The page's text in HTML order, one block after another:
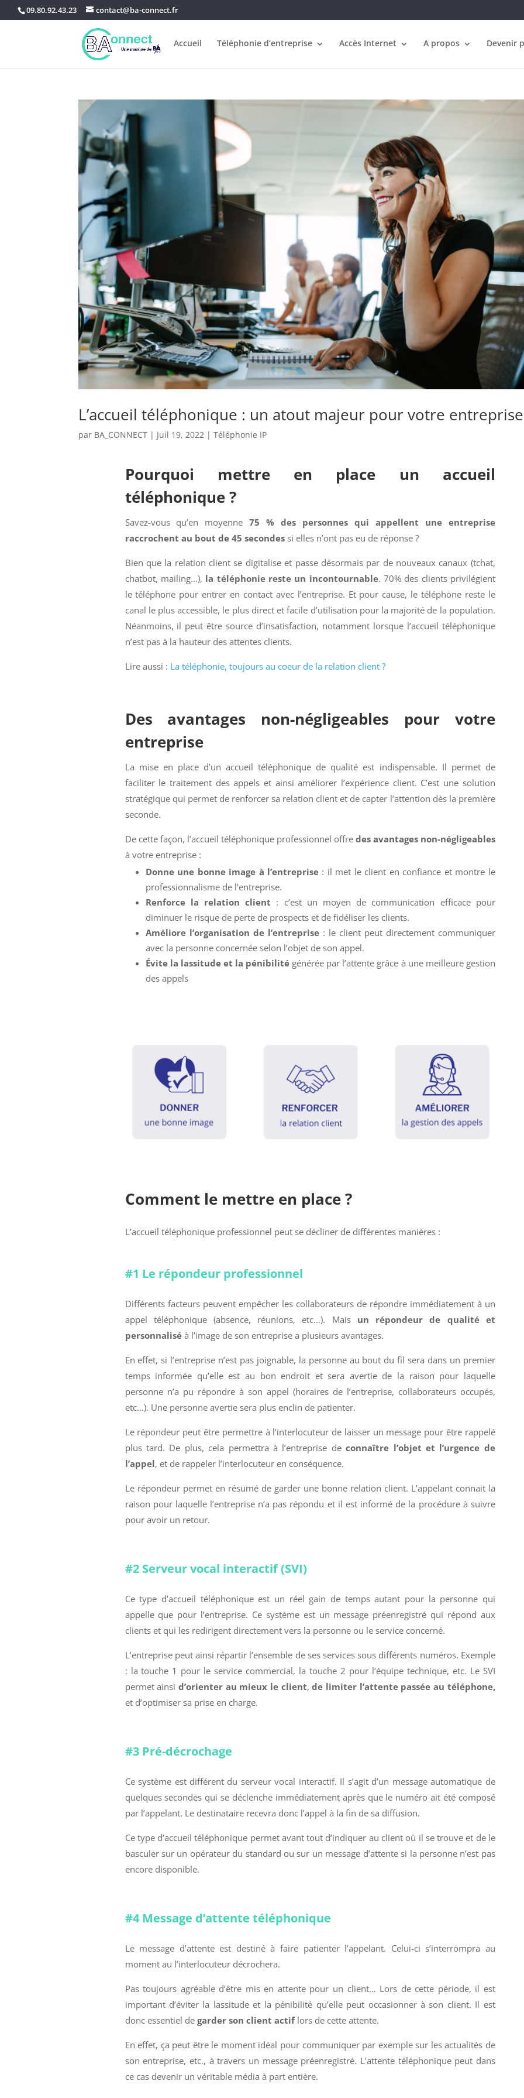
09.80.92.43.23 contact@ba-connect.fr
Accueil Téléphonie d’entreprise Accès Internet A propos Devenir
L’accueil téléphonique : un atout majeur pour votre entreprise
par BA_CONNECT | Juil 19, 2022 |Téléphonie IP
Pourquoi mettre en place un accueil
téléphonique ?
Savez-vous qu’en moyenne75 % des personnes qui appellent une entreprise
raccrochent au bout de 45 secondessi elles n’ont pas eu de réponse ?
Bien que la relation client se digitalise et passe désormais par de nouveaux canaux (tchat,
chatbot, mailing…), la téléphonie reste un incontournable. 70% des clients privilégient
le téléphone pour entrer en contact avec l’entreprise. Et pour cause, le téléphone reste le
canal le plus accessible, le plus direct et facile d’utilisation pour la majorité de la population.
Néanmoins, il peut être source d’insatisfaction, notamment lorsque l’accueil téléphonique
n’est pas à la hauteur des attentes clients.
Lire aussi : La téléphonie, toujours au coeur de la relation client ?
Des avantages non-négligeables pour votre
entreprise
La mise en place d’un accueil téléphonique de qualité est indispensable. Il permet de
faciliter le traitement des appels et ainsi améliorer l’expérience client. C’est une solution
stratégique qui permet de renforcer sa relation client et de capter l’attention dès la première
seconde.
De cette façon, l’accueil téléphonique professionnel offre des avantages non-négligeables
à votre entreprise :
Donne une bonne image à l’entreprise : il met le client en confiance et montre le
professionnalisme de l’entreprise.
Renforce la relation client : c’est un moyen de communication efficace pour
diminuer le risque de perte de prospects et de fidéliser les clients.
Améliore l’organisation de l’entreprise : le client peut directement communiquer
avec la personne concernée selon l’objet de son appel.
Évite la lassitude et la pénibilité générée par l’attente grâce à une meilleure gestion
des appels
Comment le mettre en place ?
L’accueil téléphonique professionnel peut se décliner de différentes manières :
#1 Le répondeur professionnel
Différents facteurs peuvent empêcher les collaborateurs de répondre immédiatement à un
appel téléphonique (absence, réunions, etc…). Mais un répondeur de qualité et
personnaliséà l’image de son entreprise a plusieurs avantages.
En effet, si l’entreprise n’est pas joignable, la personne au bout du fil sera dans un premier
temps informée qu’elle est au bon endroit et sera avertie de la raison pour laquelle
personne n’a pu répondre à son appel (horaires de l’entreprise, collaborateurs occupés,
etc…). Une personne avertie sera plus enclin de patienter.
Le répondeur peut être permettre à l’interlocuteur de laisser un message pour être rappelé
plus tard. De plus, cela permettra à l’entreprise deconnaître l’objet et l’urgence de
l’appel, et de rappeler l’interlocuteur en conséquence.
Le répondeur permet en résumé de garder une bonne relation client. L’appelant connait la
raison pour laquelle l’entreprise n’a pas répondu et il est informé de la procédure à suivre
pour avoir un retour.
#2 Serveur vocal interactif (SVI)
Ce type d’accueil téléphonique est un réel gain de temps autant pour la personne qui
appelle que pour l’entreprise. Ce système est un message préenregistré qui répond aux
clients et qui les redirigent directement vers la personne ou le service concerné.
L’entreprise peut ainsi répartir l’ensemble de ses services sous différents numéros. Exemple
: la touche 1 pour le service commercial, la touche 2 pour l’équipe technique, etc. Le SVI
permet ainsi d’orienter au mieux le client, de limiter l’attente passée au téléphone,
et d’optimiser sa prise en charge.
#3 Pré-décrochage
Ce système est différent du serveur vocal interactif. Il s’agit d’un message automatique de
quelques secondes qui se déclenche immédiatement après que le numéro ait été composé
par l’appelant. Le destinataire recevra donc l’appel à la fin de sa diffusion.
Ce type d’accueil téléphonique permet avant tout d’indiquer au client où il se trouve et de le
basculer sur un opérateur du standard ou sur un message d’attente si la personne n’est pas
encore disponible.
#4 Message d’attente téléphonique
Le message d’attente est destiné à faire patienter l’appelant. Celui-ci s’interrompra au
moment au l’interlocuteur décrochera.
Pas toujours agréable d’être mis en attente pour un client… Lors de cette période, il est
important d’éviter la lassitude et la pénibilité qu’elle peut occasionner à son client. Il est
donc essentiel de garder son client actiflors de cette attente.
En effet, ça peut être le moment idéal pour communiquer par exemple sur les actualités de
son entreprise, etc., à travers un message préenregistré. L’attente téléphonique peut dans
ce cas devenir un véritable média à part entière.